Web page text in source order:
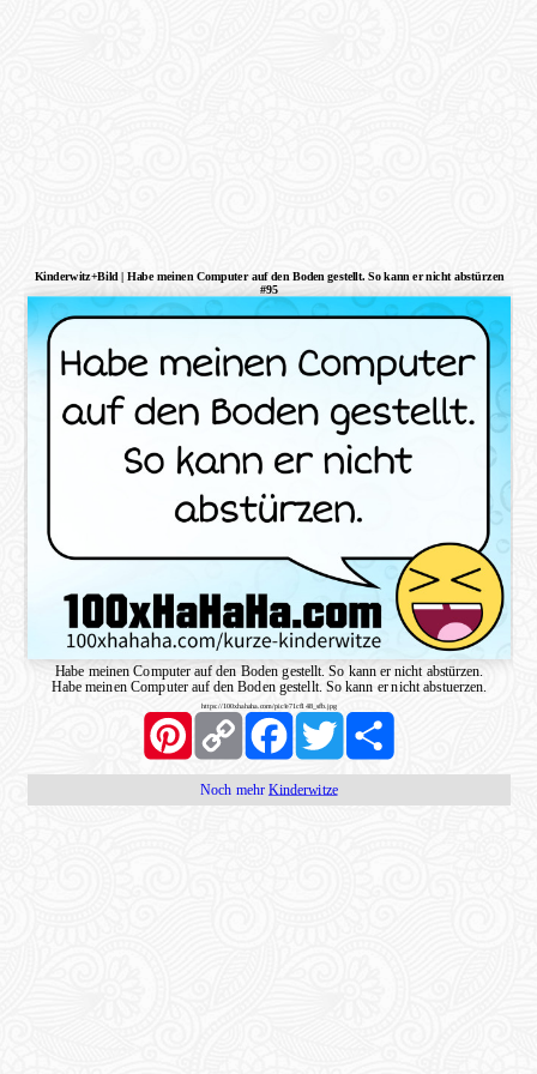
Kinderwitz+Bild | Habe meinen Computer auf den Boden gestellt. So kann er nicht abstürzen
#95
Habe meinen Computer auf den Boden gestellt. So kann er nicht abstürzen.
Habe meinen Computer auf den Boden gestellt. So kann er nicht abstuerzen.
https://100xhahaha.com/pic!e71cf148_sfb.jpg
PinterestCopy
Link
FacebookTwitter Share
Noch mehr Kinderwitze